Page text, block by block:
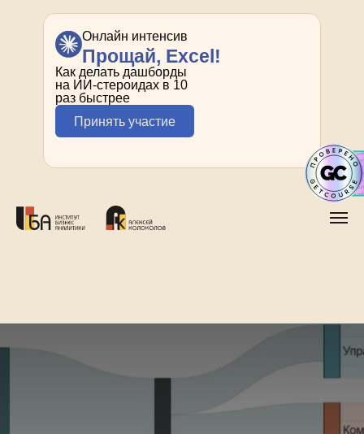
Онлайн интенсив
Прощай, Excel!
Как делать дашборды
на ИИ-стероидах в 10
раз быстрее
Принять участие